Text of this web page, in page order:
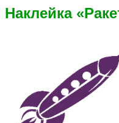
Наклейка